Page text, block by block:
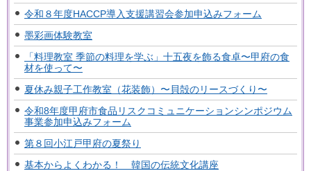
令和８年度HACCP導入支援講習会参加申込みフォーム
墨彩画体験教室
「料理教室 季節の料理を学ぶ」十五夜を飾る食卓〜甲府の食
材を使って〜
夏休み親子工作教室（花装飾）〜貝殻のリースづくり〜
令和8年度甲府市食品リスクコミュニケーションシンポジウム
事業参加申込みフォーム
第８回小江戸甲府の夏祭り
基本からよくわかる！ 韓国の伝統文化講座